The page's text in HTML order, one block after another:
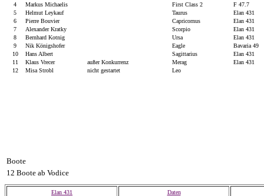
4
Markus Michaelis First Class 2
F 47.7
5
Helmut Leykauf Taurus
Elan 431
6
Pierre Bouvier Capricornus
Elan 431
7
Alexander Kratky Scorpio
Elan 431
8
Bernhard Kotnig Ursa
Elan 431
9
Nik Königshofer Eagle
Bavaria 49
10
Hans Albert Sagittarius
Elan 431
11
Klaus Vrecer außer Konkurrenz Merag
Elan 431
12
Misa Strobl nicht gestartet Leo
Boote
12 Boote ab Vodice
Elan 431 Daten